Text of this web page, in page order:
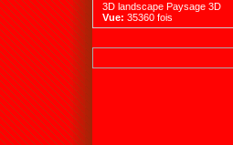
3D landscape Paysage 3D
Vue: 35360 fois